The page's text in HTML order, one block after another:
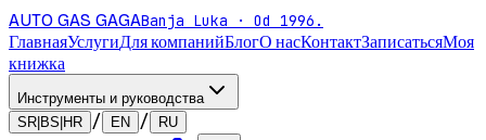
AUTO GAS GAGABanja Luka · Od 1996.
ГлавнаяУслугиДля компанийБлогО насКонтактЗаписатьсяМоя
книжка
Инструменты и руководства
SR|BS|HR
/ EN / RU